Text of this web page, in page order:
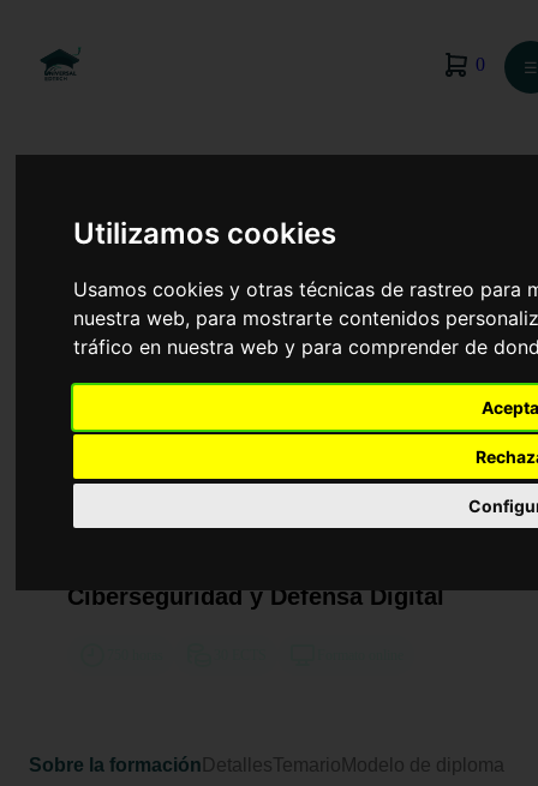
Utilizamos cookies
Usamos cookies y otras técnicas de rastreo para
nuestra web, para mostrarte contenidos
tráfico en nuestra web y para comprender de
0 ☰
Ciberseguridad y Defensa Digital
Sobre la formación DetallesTemario Modelo de diploma